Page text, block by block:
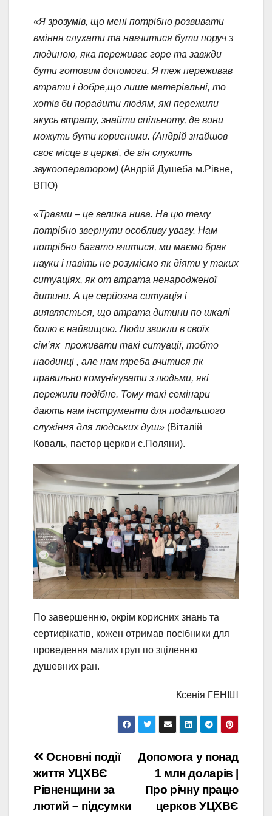
«Я зрозумів, що мені потрібно розвивати
вміння слухати та навчитися бути поруч з
людиною, яка переживає горе та завжди
бути готовим допомоги. Я теж переживав
втрати і добре,що лише матеріальні, то
хотів би порадити людям, які пережили
якусь втрату, знайти спільноту, де вони
можуть бути корисними. (Андрій знайшов
своє місце в церкві, де він служить
звукооператором) (Андрій Душеба м.Рівне,
ВПО)
«Травми – це велика нива. На цю тему
потрібно звернути особливу увагу. Нам
потрібно багато вчитися, ми маємо брак
науки і навіть не розуміємо як діяти у таких
ситуаціях, як от втрата ненародженої
дитини. А це серйозна ситуація і
виявляється, що втрата дитини по шкалі
болю є найвищою. Люди звикли в своїх
сім’ях проживати такі ситуації, тобто
наодинці , але нам треба вчитися як
правильно комунікувати з людьми, які
пережили подібне. Тому такі семінари
дають нам інструменти для подальшого
служіння для людських душ» (Віталій
Коваль, пастор церкви с.Поляни).
По завершенню, окрім корисних знань та
сертифікатів, кожен отримав посібники для
проведення малих груп по зціленню
душевних ран.
Ксенія ГЕНІШ
Навігація
записів
Допомога у понад
1 млн доларів |
Про річну працю
церков УЦХВЄ
Основні події
життя УЦХВЄ
Рівненщини за
лютий – підсумки